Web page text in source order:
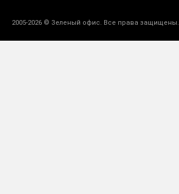
2005-2026 © Зеленый офис. Все права защищены.